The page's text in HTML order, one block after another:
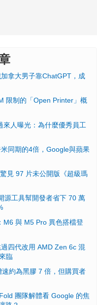
拿大男子靠ChatGPT，成
限制的「Open Printer」概
來人曝光：為什麼優秀員工
同期的4倍，Google與蘋果
見 97 片未公開版《超級瑪
源工具幫開發者省下 70 萬
M6 與 M5 Pro 異色搭檔登
四代改用 AMD Zen 6c 混
臨
約為黑膠 7 倍，但購買者
團隊解體看 Google 的焦